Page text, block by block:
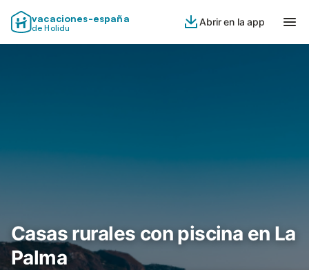
vacaciones-españa
de Holidu
Abrir en la app
Casas rurales con piscina en La
Palma